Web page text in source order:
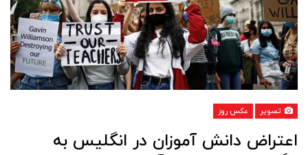
تصویر عکس روز
اعتراض دانش آموزان در انگلیس به